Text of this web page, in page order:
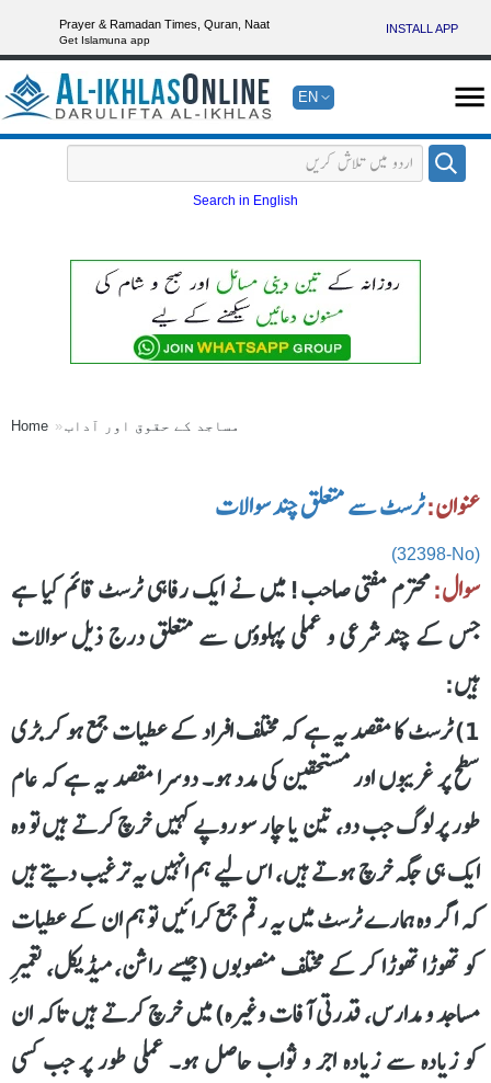
Prayer & Ramadan Times, Quran, Naat
Get Islamuna app
INSTALL APP
EN
Search in English
Home مساجد کے حقوق اور آداب
عنوان:ٹرسٹ سے متعلق چند سوالات
(32398-No)
سوال:محترم مفتی صاحب! میں نے ایک رفاہی ٹرسٹ قائم کیا ہے
جس کے چند شرعی و عملی پہلوؤں سے متعلق درج ذیل سوالات
ہیں:
1) ٹرسٹ کا مقصد یہ ہے کہ مختلف افراد کے عطیات جمع ہو کر بڑی
سطح پر غریبوں اور مستحقین کی مدد ہو۔ دوسرا مقصد یہ ہے کہ عام
طور پر لوگ جب دو، تین یا چار سو روپے کہیں خرچ کرتے ہیں تو وہ
ایک ہی جگہ خرچ ہوتے ہیں، اس لیے ہم انہیں یہ ترغیب دیتے ہیں
کہ اگر وہ ہمارے ٹرسٹ میں یہ رقم جمع کرائیں تو ہم ان کے عطیات
کو تھوڑا تھوڑا کر کے مختلف منصوبوں (جیسے راشن، میڈیکل، تعمیرِ
مساجد و مدارس، قدرتی آفات وغیرہ) میں خرچ کرتے ہیں تاکہ ان
کو زیادہ سے زیادہ اجر و ثواب حاصل ہو۔ عملی طور پر جب کسی